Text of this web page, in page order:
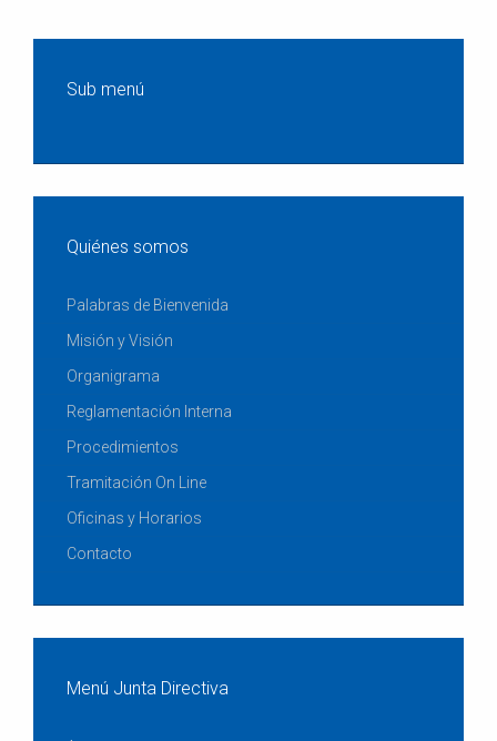
Sub menú
Quiénes somos
Palabras de Bienvenida
Misión y Visión
Organigrama
Reglamentación Interna
Procedimientos
Tramitación On Line
Oficinas y Horarios
Contacto
Menú Junta Directiva